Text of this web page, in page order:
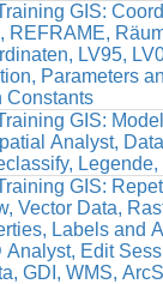
GIS:
REFRAME,
LV95,
Parameters
Constants
GIS:
Analyst,
GIS:
Vector Data,
Labels and
Analyst, Edit
GDI, WMS,